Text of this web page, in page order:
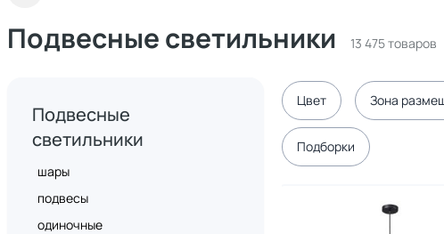
Подвесные светильники 13 475 товаров
Подвесные
светильники
шары
подвесы
одиночные
Цвет Зона
Подборки